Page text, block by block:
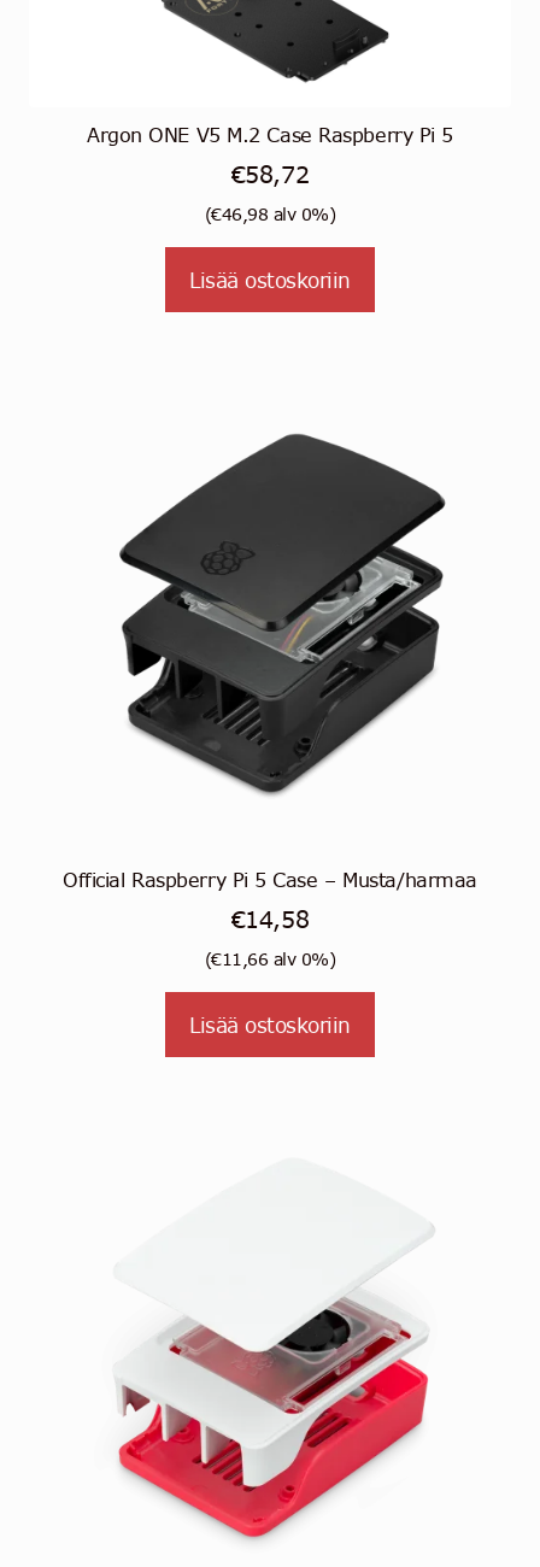
Argon ONE V5 M.2 Case Raspberry Pi 5
€58,72
(€46,98 alv 0%)
Lisää ostoskoriin
Official Raspberry Pi 5 Case – Musta/harmaa
€14,58
(€11,66alv 0%)
Lisää ostoskoriin